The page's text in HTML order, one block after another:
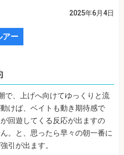
2025年6月4日
アー
で、上げへ向けてゆっくりと流
けば、ベイトも動き期待感で
回遊してくる反応が出ますの
。と、思ったら早々の朝一番に
引が出ます。